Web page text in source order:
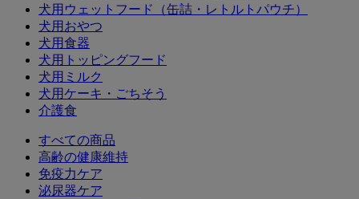
犬用ウェットフード（缶詰・レトルトパウチ）
犬用おやつ
犬用食器
犬用トッピングフード
犬用ミルク
犬用ケーキ・ごちそう
介護食
すべての商品
高齢の健康維持
免疫力ケア
泌尿器ケア